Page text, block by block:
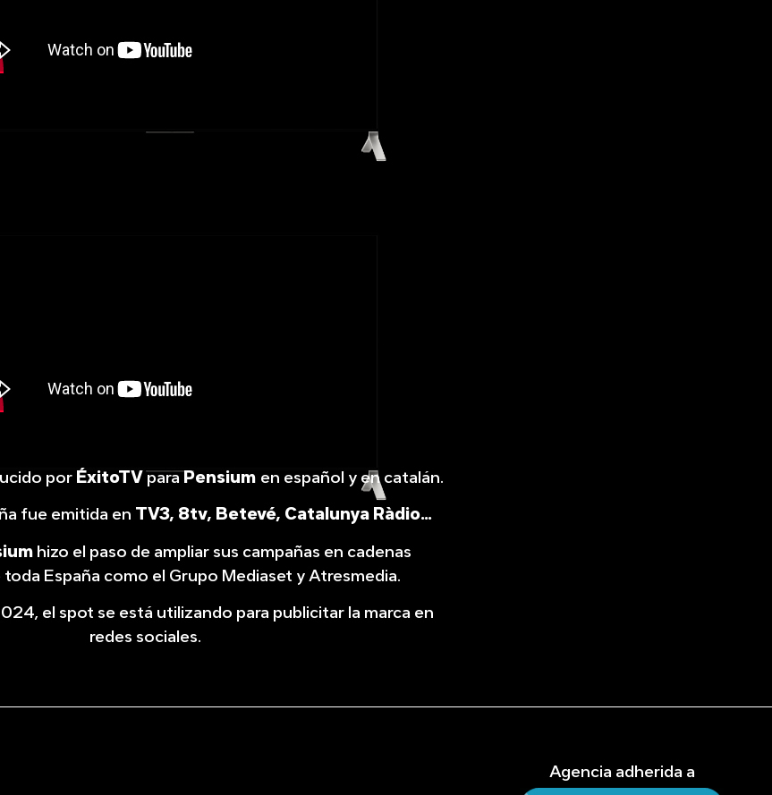
por ÉxitoTVparaPensium en español y en catalán.
fue emitida en TV3, 8tv, Betevé, Catalunya Ràdio…
hizo el paso de ampliar sus campañas en cadenas
toda España como el Grupo Mediaset y Atresmedia.
el spot se está utilizando para publicitar la marca en
redes sociales.
Agencia adherida a